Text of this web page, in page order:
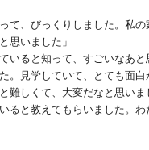
て、びっくりしました。私
思いました」
いると知って、すごいなあ
見学していて、とても面白
難しくて、大変だなと思いま
ると教えてもらいました。